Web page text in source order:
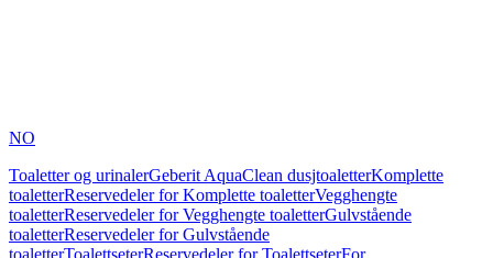
NO
Toaletter og urinalerGeberit AquaClean dusjtoaletterKomplette
toaletterReservedeler for Komplette toaletterVegghengte
toaletterReservedeler for Vegghengte toaletterGulvstående
toaletterReservedeler for Gulvstående
toaletterToalettseterReservedeler for ToalettseterFor